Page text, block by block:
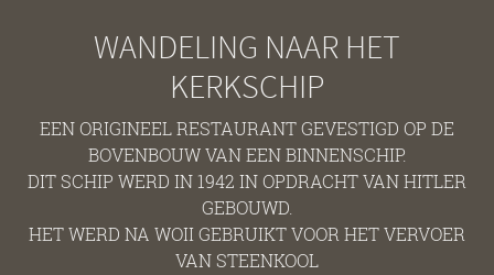
WANDELING NAAR HET
KERKSCHIP
EEN ORIGINEEL RESTAURANT GEVESTIGD OP DE
BOVENBOUW VAN EEN BINNENSCHIP.
DIT SCHIP WERD IN 1942 IN OPDRACHT VAN HITLER
GEBOUWD.
HET WERD NA WOII GEBRUIKT VOOR HET VERVOER
VAN STEENKOOL